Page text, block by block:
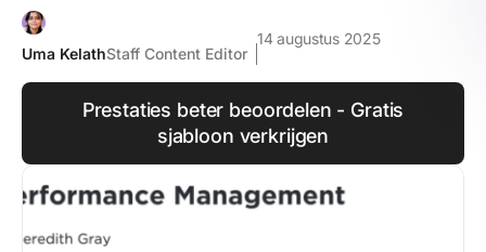
Uma KelathStaff Content Editor
14 augustus 2025
Prestaties beter beoordelen - Gratis
sjabloon verkrijgen